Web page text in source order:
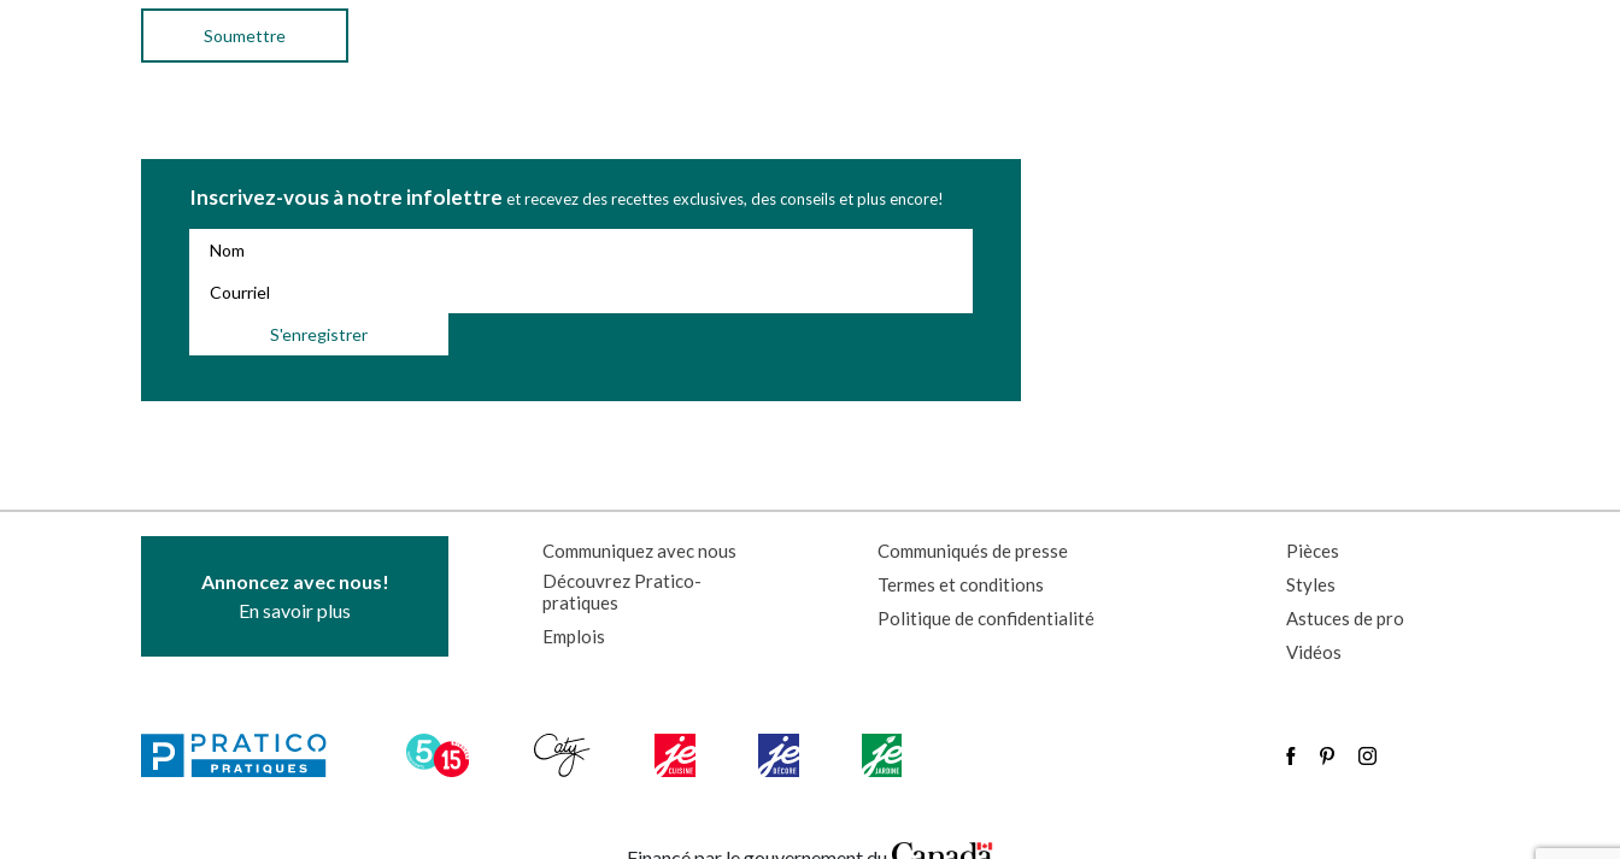
Inscrivez-vous à notre infolettre et recevez des recettes exclusives, des conseils et plus encore!
Annoncez avec nous!
En savoir plus
Communiquez avec nous
Découvrez Pratico-
pratiques
Emplois
Communiqués de presse
Termes et conditions
Politique de confidentialité
Pièces
Styles
Astuces de pro
Vidéos